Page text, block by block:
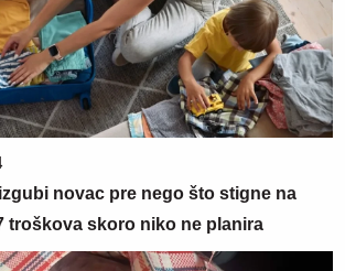
novac pre nego što stigne na
troškova skoro niko ne planira